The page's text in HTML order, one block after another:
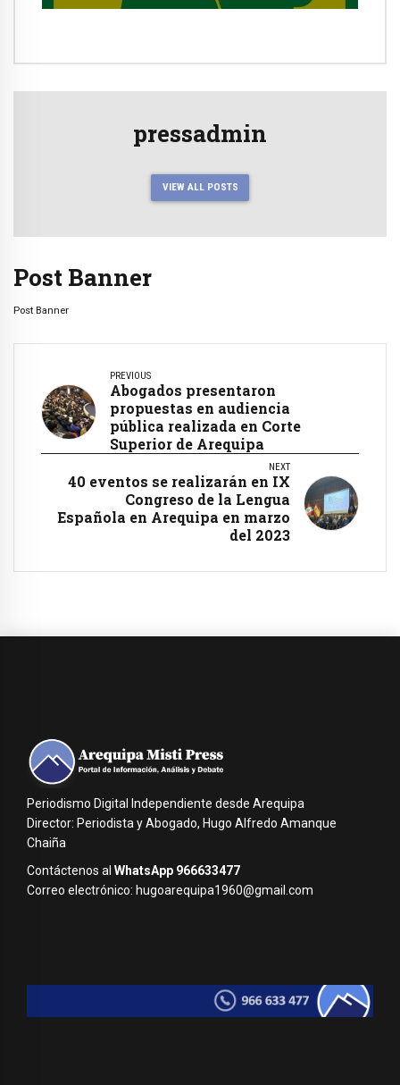
pressadmin
VIEW ALL POSTS
Post Banner
Post Banner
PREVIOUS
Abogados presentaron
propuestas en audiencia
pública realizada en Corte
Superior de Arequipa
NEXT
40 eventos se realizarán en IX
Congreso de la Lengua
Española en Arequipa en marzo
del 2023
Periodismo Digital Independiente desde Arequipa
Director: Periodista y Abogado, Hugo Alfredo Amanque
Chaiña
Contáctenos al WhatsApp 966633477
Correo electrónico: hugoarequipa1960@gmail.com